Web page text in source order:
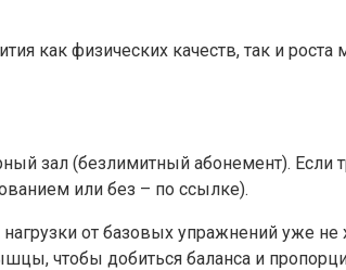
как физических качеств, так и
зал (безлимитный абонемент).
или без – по ссылке).
от базовых упражнений уже
чтобы добиться баланса и